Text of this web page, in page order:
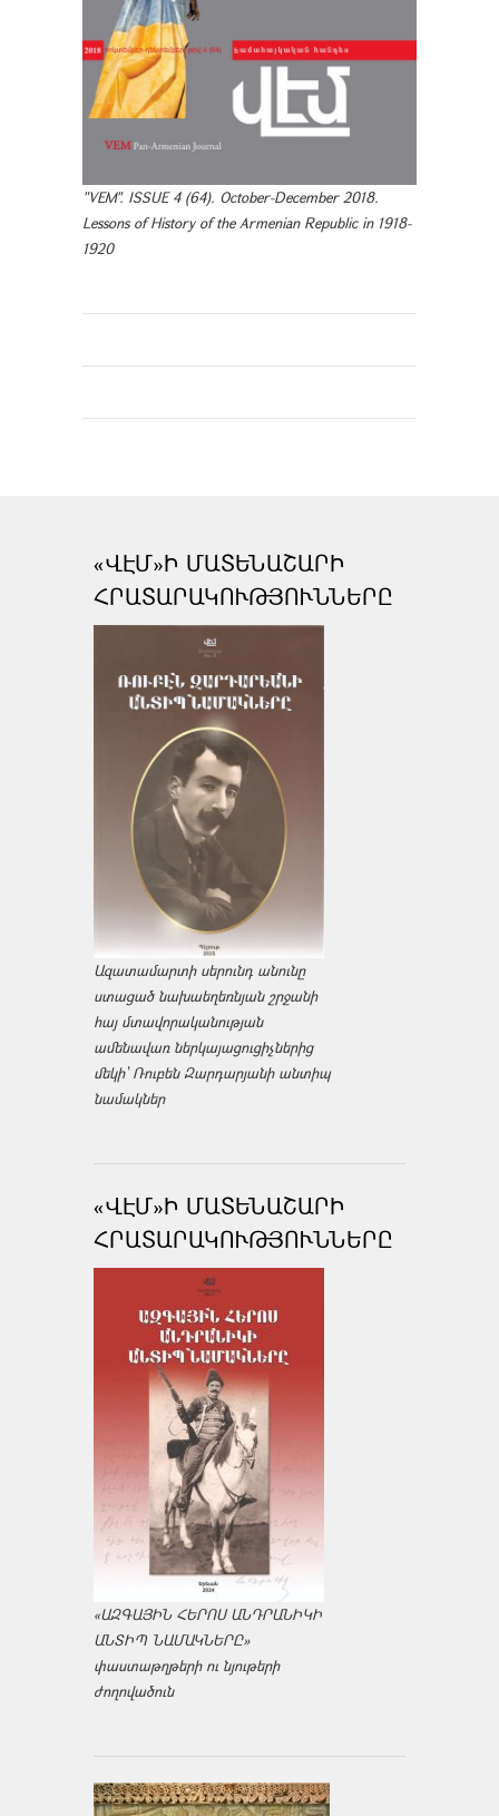
"VEM". ISSUE 4 (64). October-December 2018.
Lessons of History of the Armenian Republic in 1918-
1920
«ՎԷՄ»Ի ՄԱՏԵՆԱՇԱՐԻ
ՀՐԱՏԱՐԱԿՈՒԹՅՈՒՆՆԵՐԸ
Ազատամարտի սերունդ անունը
ստացած նախաեղեռնյան շրջանի
հայ մտավորականության
ամենավառ ներկայացուցիչներից
մեկի՝ Ռուբեն Զարդարյանի անտիպ
նամակներ
«ՎԷՄ»Ի ՄԱՏԵՆԱՇԱՐԻ
ՀՐԱՏԱՐԱԿՈՒԹՅՈՒՆՆԵՐԸ
«ԱԶԳԱՅԻՆ ՀԵՐՈՍ ԱՆԴՐԱՆԻԿԻ
ԱՆՏԻՊ ՆԱՄԱԿՆԵՐԸ»
փաստաթղթերի ու նյութերի
ժողովածուն